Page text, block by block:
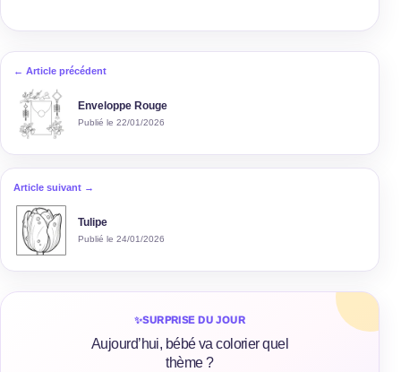
← Article précédent
Enveloppe Rouge
Publié le 22/01/2026
Article suivant →
Tulipe
Publié le 24/01/2026
✨SURPRISE DU JOUR
Aujourd’hui, bébé va colorier quel
thème ?